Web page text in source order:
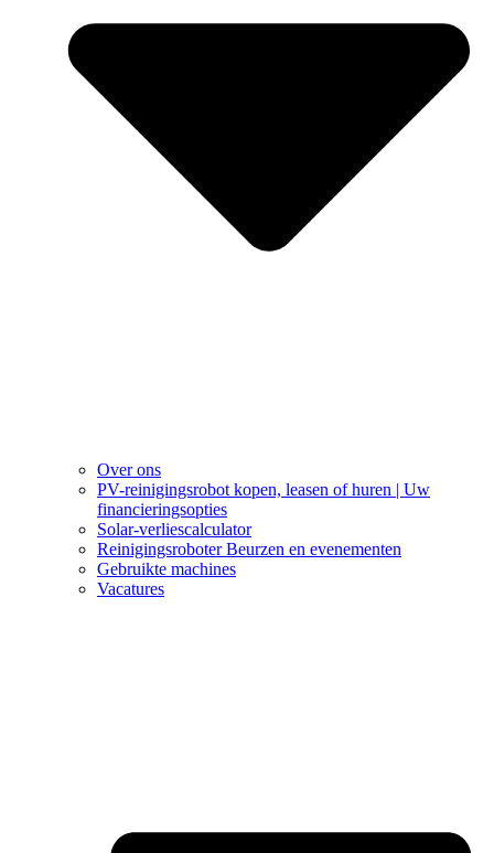
Over ons
PV-reinigingsrobot kopen, leasen of huren | Uw
financieringsopties
Solar-verliescalculator
Reinigingsroboter Beurzen en evenementen
Gebruikte machines
Vacatures